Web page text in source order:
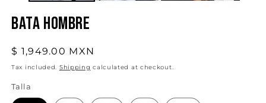
Bata Hombre
Regular
price
$ 1,949.00 MXN
Tax included. Shipping calculated at checkout.
Talla